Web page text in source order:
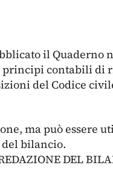
il Quaderno
principi contabili
del Codice
ma può essere
bilancio.
DEL